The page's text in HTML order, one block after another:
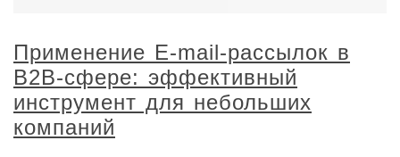
Применение E-mail-рассылок в
B2B-сфере: эффективный
инструмент для небольших
компаний